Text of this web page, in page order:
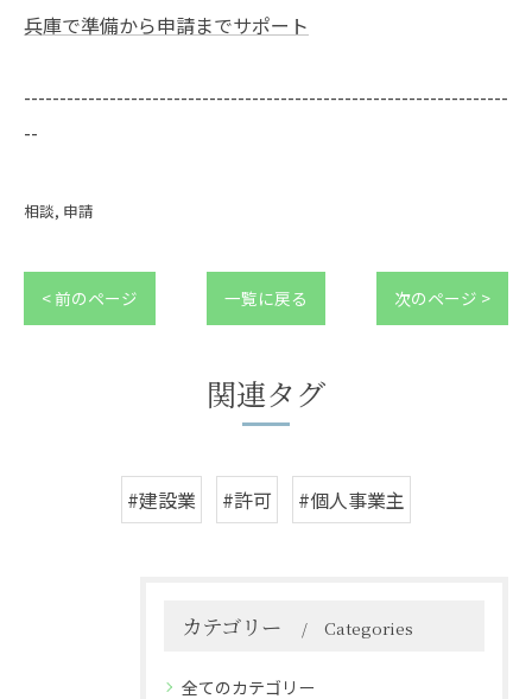
兵庫で準備から申請までサポート
--------------------------------------------------------------------
--
相談 申請
< 前のページ 一覧に戻る 次のページ >
関連タグ
#建設業 #許可 #個人事業主
カテゴリー Categories
全てのカテゴリー